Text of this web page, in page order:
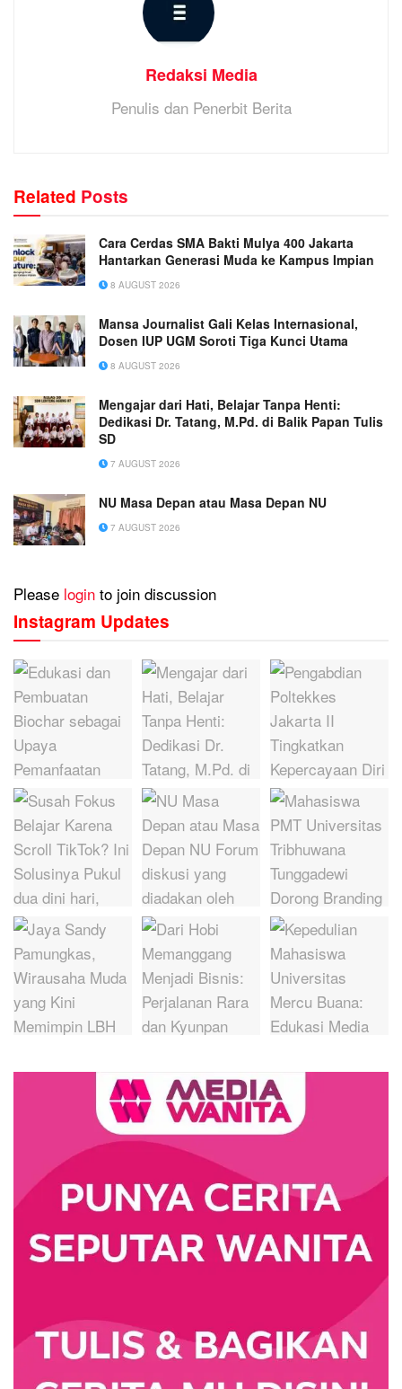
Redaksi Media
Penulis dan Penerbit Berita
Related Posts
Cara Cerdas SMA Bakti Mulya 400 Jakarta
Hantarkan Generasi Muda ke Kampus Impian
8 AUGUST 2026
Mansa Journalist Gali Kelas Internasional,
Dosen IUP UGM Soroti Tiga Kunci Utama
8 AUGUST 2026
Mengajar dari Hati, Belajar Tanpa Henti:
Dedikasi Dr. Tatang, M.Pd. di Balik Papan Tulis
SD
7 AUGUST 2026
NU Masa Depan atau Masa Depan NU
7 AUGUST 2026
Please login to join discussion
Instagram Updates